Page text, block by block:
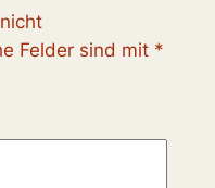
Felder sind mit *